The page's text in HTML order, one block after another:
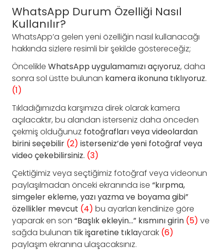
WhatsApp Durum Özelliği Nasıl
Kullanılır?
WhatsApp’a gelen yeni özelliğin nasıl kullanacağı
hakkında sizlere resimli bir şekilde göstereceğiz;
Öncelikle WhatsApp uygulamamızı açıyoruz, daha
sonra sol üstte bulunan kamera ikonuna tıklıyoruz.
(1)
Tıkladığımızda karşımıza direk olarak kamera
açılacaktır, bu alandan isterseniz daha önceden
çekmiş olduğunuz fotoğrafları veya videolardan
birini seçebilir (2) isterseniz’de yeni fotoğraf veya
video çekebilirsiniz. (3)
Çektiğimiz veya seçtiğimiz fotoğraf veya videonun
paylaşılmadan önceki ekranında ise “kırpma,
simgeler ekleme, yazı yazma ve boyama gibi”
özellikler mevcut (4) bu ayarları kendinize göre
yaparak en son “Başlık ekleyin…” kısmını girin (5) ve
sağda bulunan tik işaretine tıklayarak (6)
paylaşım ekranına ulaşacaksınız.